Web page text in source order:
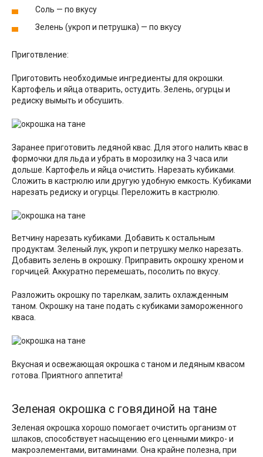
Соль — по вкусу
Зелень (укроп и петрушка) — по вкусу
Приготвление:
Приготовить необходимые ингредиенты для окрошки.
Картофель и яйца отварить, остудить. Зелень, огурцы и
редиску вымыть и обсушить.
Заранее приготовить ледяной квас. Для этого налить квас в
формочки для льда и убрать в морозилку на 3 часа или
дольше. Картофель и яйца очистить. Нарезать кубиками.
Сложить в кастрюлю или другую удобную емкость. Кубиками
нарезать редиску и огурцы. Переложить в кастрюлю.
Ветчину нарезать кубиками. Добавить к остальным
продуктам. Зеленый лук, укроп и петрушку мелко нарезать.
Добавить зелень в окрошку. Приправить окрошку хреном и
горчицей. Аккуратно перемешать, посолить по вкусу.
Разложить окрошку по тарелкам, залить охлажденным
таном. Окрошку на тане подать с кубиками замороженного
кваса.
Вкусная и освежающая окрошка с таном и ледяным квасом
готова. Приятного аппетита!
Зеленая окрошка с говядиной на тане
Зеленая окрошка хорошо помогает очистить организм от
шлаков, способствует насыщению его ценными микро- и
макроэлементами, витаминами. Она крайне полезна, при